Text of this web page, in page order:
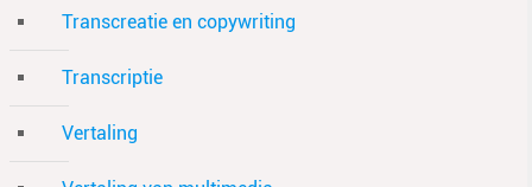
Transcreatie en copywriting
Transcriptie
Vertaling